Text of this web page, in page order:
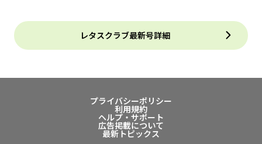
レタスクラブ最新号詳細
プライバシーポリシー
利用規約
ヘルプ・サポート
広告掲載について
最新トピックス